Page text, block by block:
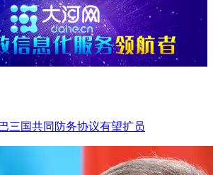
三国共同防务协议有望扩员